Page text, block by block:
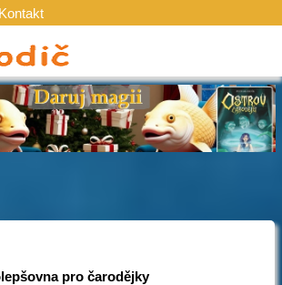
Kontakt
pro čarodějky